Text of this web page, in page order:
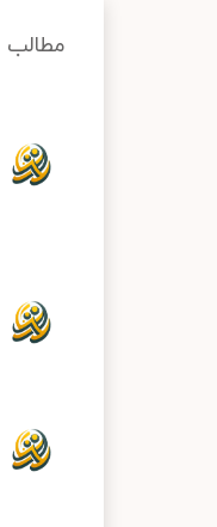
مطالب